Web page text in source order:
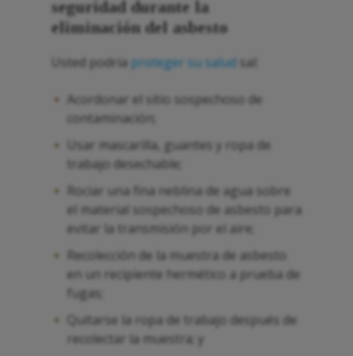
seguridad durante la
eliminación del asbesto
Usted podría proteger su salud sal:
Acordonar el sitio sospechoso de
contaminación;
Usar mascarilla, guantes y ropa de
trabajo desechable;
Rociar una fina neblina de agua sobre
el material sospechoso de asbesto para
evitar la transmisión por el aire;
Recolección de la muestra de asbesto
en un recipiente hermético a prueba de
fugas;
Quitarse la ropa de trabajo después de
recolectar la muestra; y